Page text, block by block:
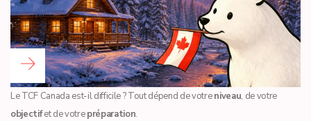
Le TCF Canada est-il difficile ? Tout dépend de votreniveau, de votre
objectifet de votrepréparation.